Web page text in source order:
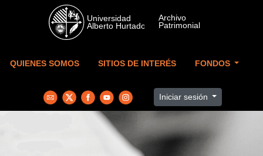
Skip to main content
QUIENES SOMOS SITIOS DE INTERÉS FONDOS
Iniciar sesión